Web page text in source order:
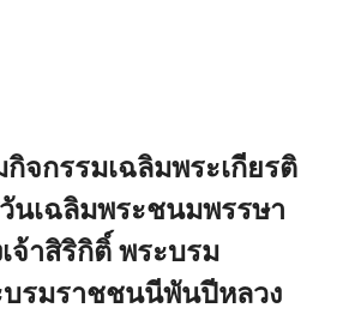
จกรรมเฉลิมพระเกียรติ
นเฉลิมพระชนมพรรษา
จ้าสิริกิติ์ พระบรม
รมราชชนนีพันปีหลวง